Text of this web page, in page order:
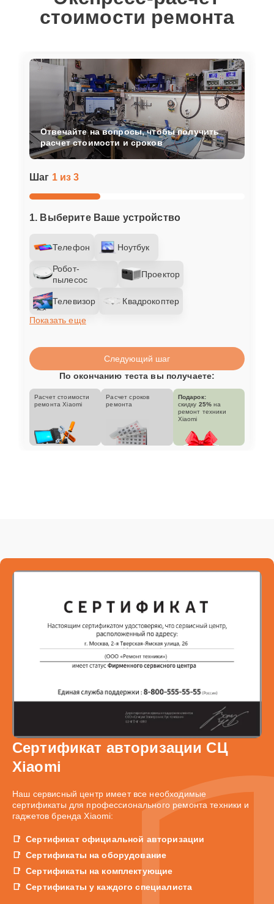
стоимости ремонта
Шаг 1 из 3
1. Выберите Ваше устройство
Телефон Ноутбук
Робот-
пылесос
Проектор
Телевизор
Квадрокоптер
Показать еще
Отвечайте на вопросы, чтобы получить
расчет стоимости и сроков
Следующий шаг
По окончанию теста вы получаете:
Расчет стоимости
ремонта Xiaomi
Расчет сроков
ремонта
Подарок:
скидку 25% на
ремонт техники
Xiaomi
Сертификат авторизации СЦ
Xiaomi
Наш сервисный центр имеет все необходимые
сертификаты для профессионального ремонта техники и
гаджетов бренда Xiaomi:
Сертификат официальной авторизации
Сертификаты на оборудование
Сертификаты на комплектующие
Сертификаты у каждого специалиста